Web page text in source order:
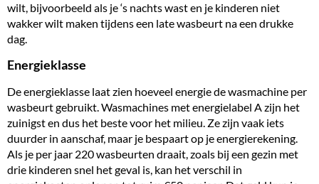
wilt, bijvoorbeeld als je ‘s nachts wast en je kinderen niet
wakker wilt maken tijdens een late wasbeurt na een drukke
dag.
Energieklasse
De energieklasse laat zien hoeveel energie de wasmachine per
wasbeurt gebruikt. Wasmachines met energielabel A zijn het
zuinigst en dus het beste voor het milieu. Ze zijn vaak iets
duurder in aanschaf, maar je bespaart op je energierekening.
Als je per jaar 220 wasbeurten draait, zoals bij een gezin met
drie kinderen snel het geval is, kan het verschil in